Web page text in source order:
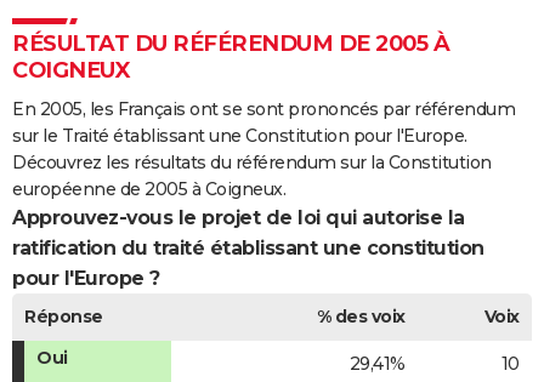
PROGRAMME TV
COPAINS D'AVANT
S'inscrire
Se connecter
Lycées
Collèges
Primaires
Universités
Entreprises
Service militaire
Avis de recherche
AVIS DE DÉCÈS
FORUM
Bricolage
Lifestyle
Culture
Auto
Television
Voyage
Cinema
RÉSULTAT DU RÉFÉRENDUM DE 2005 À
COIGNEUX
En 2005, les Français ont se sont prononcés par référendum
sur le Traité établissant une Constitution pour l'Europe.
Découvrez les résultats du référendum sur la Constitution
européenne de 2005 à Coigneux.
Approuvez-vous le projet de loi qui autorise la
ratification du traité établissant une constitution
pour l'Europe ?
Réponse % des voix
Voix
Oui
29,41% 10